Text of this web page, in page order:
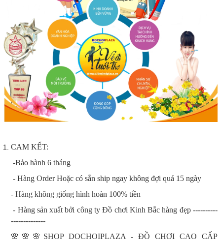
CAM KẾT:
-Bảo hành 6 tháng
- Hàng Order Hoặc có sẵn ship ngay không đợi quá 15 ngày
- Hàng không giống hình hoàn 100% tiền
- Hàng sản xuất bởi công ty Đồ chơi Kinh Bắc hàng đẹp ----------
--------------
🌸🌸🌸SHOP DOCHOIPLAZA - ĐỒ CHƠI CAO CẤP